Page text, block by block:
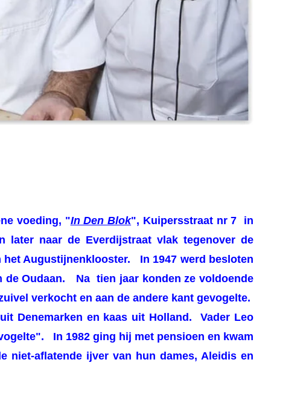
voeding, "In Den Blok", Kuipersstraat nr 7 in
later naar de Everdijstraat vlak tegenover de
Augustijnenklooster. In 1947 werd besloten
de Oudaan. Na tien jaar konden ze voldoende
verkocht en aan de andere kant gevogelte.
Denemarken en kaas uit Holland.Vader Leo
In 1982 ging hij met pensioen en kwam
niet-aflatende ijver van hun dames, Aleidis en